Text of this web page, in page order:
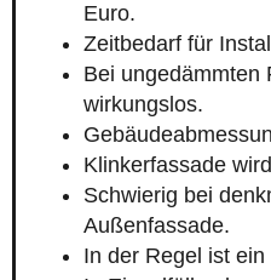
Euro.
Zeitbedarf für
Bei ungedämmten
wirkungslos.
Klinkerfassade
Schwierig bei
Außenfassade.
In der Regel ist